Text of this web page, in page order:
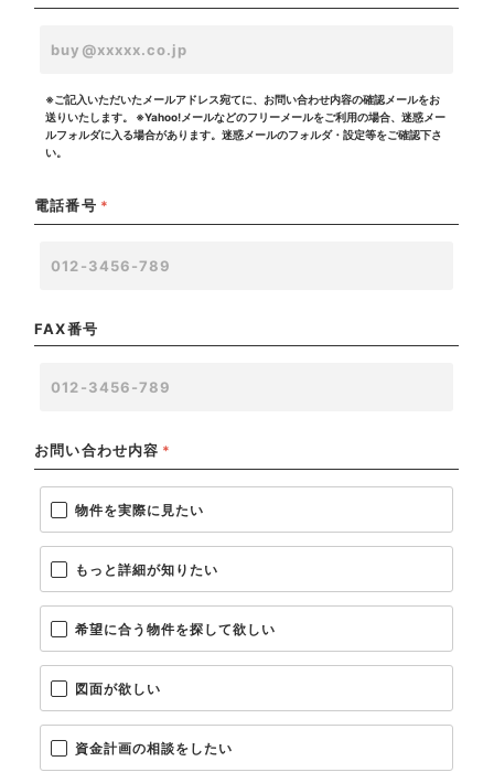
※ご記入いただいたメールアドレス宛てに、お問い合わせ内容の確認メールをお
送りいたします。
※Yahoo!メールなどのフリーメールをご利用の場合、迷惑メー
ルフォルダに入る場合があります。迷惑メールのフォルダ・設定等をご確認下さ
い。
電話番号 *
FAX番号
お問い合わせ内容 *
物件を実際に見たい
もっと詳細が知りたい
希望に合う物件を探して欲しい
図面が欲しい
資金計画の相談をしたい